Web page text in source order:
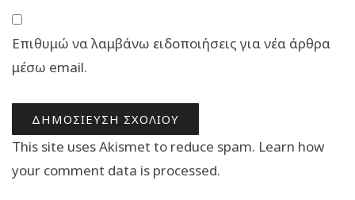
Επιθυμώ να λαμβάνω ειδοποιήσεις για νέα άρθρα
μέσω email.
This site uses Akismet to reduce spam. Learn how
your comment data is processed.